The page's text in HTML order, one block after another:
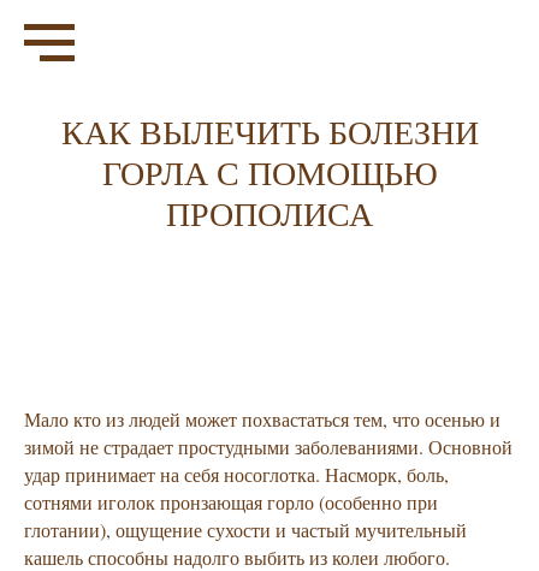
КАК ВЫЛЕЧИТЬ БОЛЕЗНИ
ГОРЛА С ПОМОЩЬЮ
ПРОПОЛИСА
Мало кто из людей может похвастаться тем, что осенью и
зимой не страдает простудными заболеваниями. Основной
удар принимает на себя носоглотка. Насморк, боль,
сотнями иголок пронзающая горло (особенно при
глотании), ощущение сухости и частый мучительный
кашель способны надолго выбить из колеи любого.